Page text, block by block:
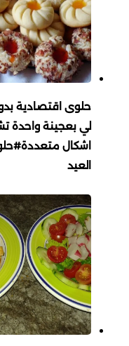
حلوى اقتصادية
لي بعجينة واحدة
اشكال
العيد